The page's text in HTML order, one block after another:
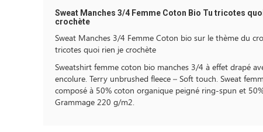
Sweat Manches 3/4 Femme Coton Bio Tu tricotes
crochète
Sweat Manches 3/4 Femme Coton bio sur le thème du
tricotes quoi rien je crochète
Sweatshirt femme coton bio manches 3/4 à effet drapé
encolure. Terry unbrushed fleece – Soft touch. Sweat
composé à 50% coton organique peigné ring-spun et
Grammage 220 g/m2.